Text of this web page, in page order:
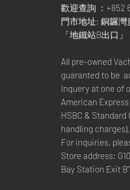
歡迎查詢 ：+852
門市地址: 銅鑼灣
「地鐵站B出口」
All pre-owned
guaranted to be
Inquery at one of
American
HSBC &
handling charges).
For inquiries,
Store address:
Bay Station Exit B"